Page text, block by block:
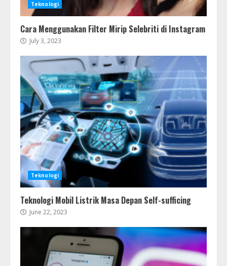
Teknologi
Cara Menggunakan Filter Mirip Selebriti di Instagram
July 3, 2023
Teknologi
Teknologi Mobil Listrik Masa Depan Self-sufficing
June 22, 2023